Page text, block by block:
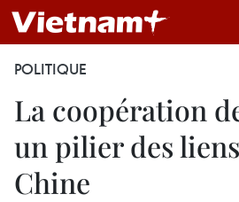
POLITIQUE
La coopération
un pilier des
Chine